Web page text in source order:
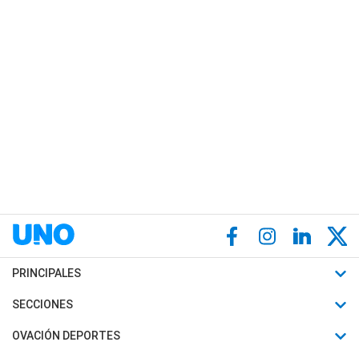
PRINCIPALES
Últimas Noticias
Política
SECCIONES
Horóscopo
OVACIÓN DEPORTES